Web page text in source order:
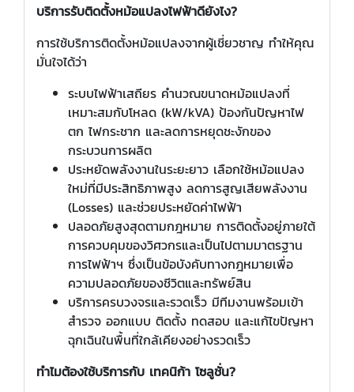
บริการรับติดตั้งหม้อแปลงไฟฟ้าดียังไง?
การใช้บริการติดตั้งหม้อแปลงจากผู้เชี่ยวชาญ ทำให้คุณ
มั่นใจได้ว่า
ระบบไฟฟ้าเสถียร คำนวณขนาดหม้อแปลงที่
เหมาะสมกับโหลด (kW/kVA) ป้องกันปัญหาไฟ
ตก ไฟกระชาก และลดการหยุดชะงักของ
กระบวนการผลิต
ประหยัดพลังงานในระยะยาว เลือกใช้หม้อแปลง
ใหม่ที่มีประสิทธิภาพสูง ลดการสูญเสียพลังงาน
(Losses) และช่วยประหยัดค่าไฟฟ้า
ปลอดภัยสูงสุดตามกฎหมาย การติดตั้งอยู่ภายใต้
การควบคุมของวิศวกรและเป็นไปตามมาตรฐาน
การไฟฟ้าฯ ซึ่งเป็นข้อบังคับทางกฎหมายเพื่อ
ความปลอดภัยของชีวิตและทรัพย์สิน
บริการครบวงจรและรวดเร็ว มีทีมงานพร้อมเข้า
สำรวจ ออกแบบ ติดตั้ง ทดสอบ และแก้ไขปัญหา
ฉุกเฉินในพื้นที่ใกล้เคียงอย่างรวดเร็ว
ทำไมต้องใช้บริการกับ เทคนิก้า โซลูชั่น?